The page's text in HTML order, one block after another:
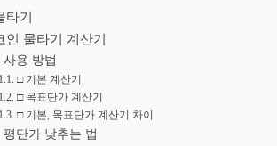
타기
인 물타기 계산기
사용 방법
□ 기본 계산기
□ 목표단가 계산기
□ 기본, 목표단가 계산기 차이
평단가 낮추는 법